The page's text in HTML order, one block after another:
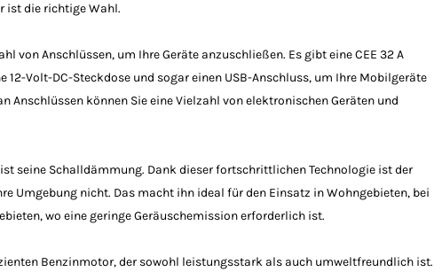
ist die richtige Wahl.
von Anschlüssen, um Ihre Geräte anzuschließen. Es gibt eine CEE 32 A
12-Volt-DC-Steckdose und sogar einen USB-Anschluss, um Ihre Mobilgeräte
Anschlüssen können Sie eine Vielzahl von elektronischen Geräten und
ist seine Schalldämmung. Dank dieser fortschrittlichen Technologie ist der
Umgebung nicht. Das macht ihn ideal für den Einsatz in Wohngebieten, bei
wo eine geringe Geräuschemission erforderlich ist.
Benzinmotor, der sowohl leistungsstark als auch umweltfreundlich ist.